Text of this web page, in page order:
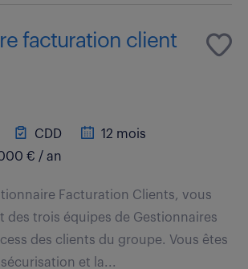
facturation client
CDD
12 mois
€ / an
Facturation Clients, vous
des trois équipes de Gestionnaires
des clients du groupe. Vous êtes
et la...